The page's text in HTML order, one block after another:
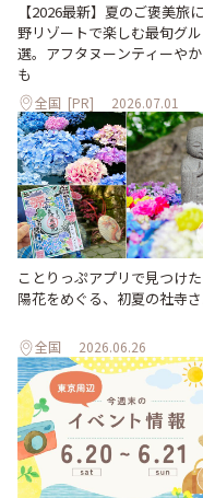
【2026最新】夏のご褒美旅
野リゾートで楽しむ最旬グ
選。アフタヌーンティーや
も
全国 [PR] 2026.07.01
ことりっぷアプリで見つけ
陽花をめぐる、初夏の社寺
全国 2026.06.26